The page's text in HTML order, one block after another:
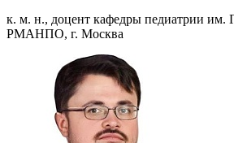
к. м. н., доцент кафедры педиатрии им.
РМАНПО, г. Москва